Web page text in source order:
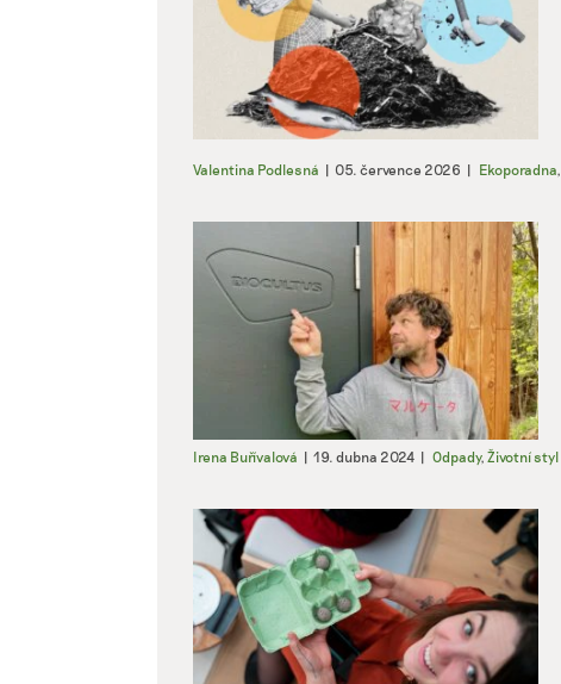
Valentina Podlesná | 05. července 2026 | Ekoporadna,
Irena Buřívalová | 19. dubna 2024 | Odpady, Životní styl